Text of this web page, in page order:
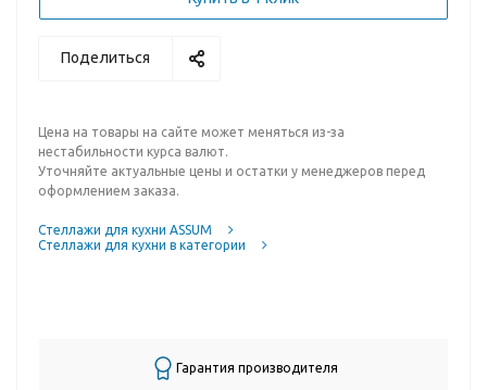
Поделиться
Цена на товары на сайте может меняться из-за
нестабильности курса валют.
Уточняйте актуальные цены и остатки у менеджеров перед
оформлением заказа.
Стеллажи для кухни ASSUM
Стеллажи для кухни в категории
Гарантия производителя